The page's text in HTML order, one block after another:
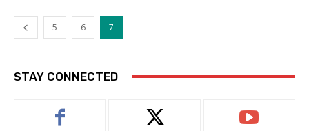
5 6 7
STAY CONNECTED